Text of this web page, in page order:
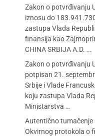
Zakon o potvrđivanju
iznosu do
zastupa Vlada
finansija kao
CHINA SRBIJA A.D. …
Zakon o potvrđivanju
potpisan 21.
Srbije i Vlade
koju zastupa Vlada
Ministarstva …
Autentično tumačenje
Okvirnog protokola o